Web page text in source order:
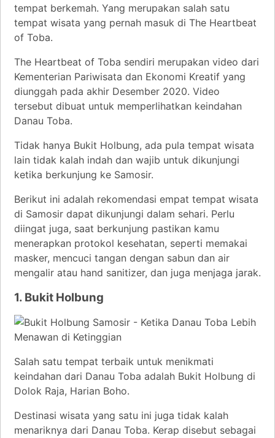
tempat berkemah. Yang merupakan salah satu
tempat wisata yang pernah masuk di The Heartbeat
of Toba.
The Heartbeat of Toba sendiri merupakan video dari
Kementerian Pariwisata dan Ekonomi Kreatif yang
diunggah pada akhir Desember 2020. Video
tersebut dibuat untuk memperlihatkan keindahan
Danau Toba.
Tidak hanya Bukit Holbung, ada pula tempat wisata
lain tidak kalah indah dan wajib untuk dikunjungi
ketika berkunjung ke Samosir.
Berikut ini adalah rekomendasi empat tempat wisata
di Samosir dapat dikunjungi dalam sehari. Perlu
diingat juga, saat berkunjung pastikan kamu
menerapkan protokol kesehatan, seperti memakai
masker, mencuci tangan dengan sabun dan air
mengalir atau hand sanitizer, dan juga menjaga jarak.
1. Bukit Holbung
Salah satu tempat terbaik untuk menikmati
keindahan dari Danau Toba adalah Bukit Holbung di
Dolok Raja, Harian Boho.
Destinasi wisata yang satu ini juga tidak kalah
menariknya dari Danau Toba. Kerap disebut sebagai